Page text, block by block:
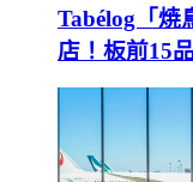
Tabélog「焼
店！板前15